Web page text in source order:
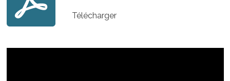
Télécharger